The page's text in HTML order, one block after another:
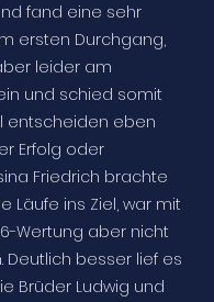
fand eine sehr
ersten Durchgang,
leider am
und schied somit
entscheiden eben
Erfolg oder
Friedrich brachte
Läufe ins Ziel, war mit
Wertung aber nicht
Deutlich besser lief es
Brüder Ludwig und